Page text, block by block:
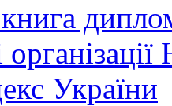
України